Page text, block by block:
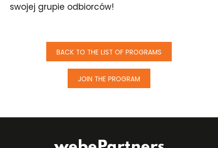
swojej grupie odbiorców!
BACK TO THE LIST OF PROGRAMS
JOIN THE PROGRAM